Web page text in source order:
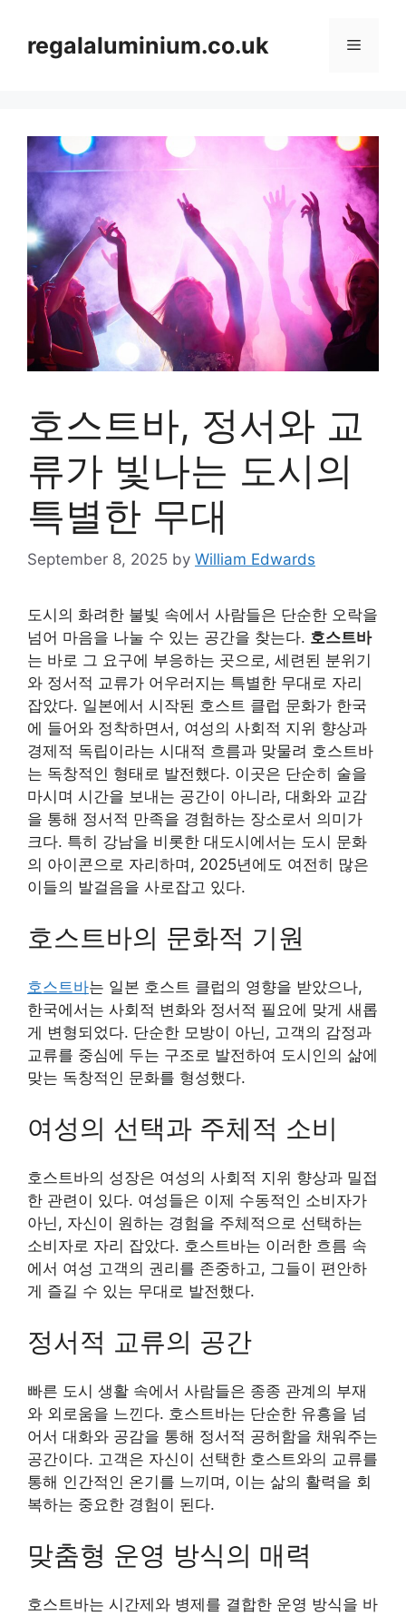
contentregalaluminium.co.uk Menu
호스트바, 정서와 교
류가 빛나는 도시의
특별한 무대
September 8, 2025 by William Edwards
도시의 화려한 불빛 속에서 사람들은 단순한 오락을
넘어 마음을 나눌 수 있는 공간을 찾는다. 호스트바
는 바로 그 요구에 부응하는 곳으로, 세련된 분위기
와 정서적 교류가 어우러지는 특별한 무대로 자리
잡았다. 일본에서 시작된 호스트 클럽 문화가 한국
에 들어와 정착하면서, 여성의 사회적 지위 향상과
경제적 독립이라는 시대적 흐름과 맞물려 호스트바
는 독창적인 형태로 발전했다. 이곳은 단순히 술을
마시며 시간을 보내는 공간이 아니라, 대화와 교감
을 통해 정서적 만족을 경험하는 장소로서 의미가
크다. 특히 강남을 비롯한 대도시에서는 도시 문화
의 아이콘으로 자리하며, 2025년에도 여전히 많은
이들의 발걸음을 사로잡고 있다.
호스트바의 문화적 기원
호스트바는 일본 호스트 클럽의 영향을 받았으나,
한국에서는 사회적 변화와 정서적 필요에 맞게 새롭
게 변형되었다. 단순한 모방이 아닌, 고객의 감정과
교류를 중심에 두는 구조로 발전하여 도시인의 삶에
맞는 독창적인 문화를 형성했다.
여성의 선택과 주체적 소비
호스트바의 성장은 여성의 사회적 지위 향상과 밀접
한 관련이 있다. 여성들은 이제 수동적인 소비자가
아닌, 자신이 원하는 경험을 주체적으로 선택하는
소비자로 자리 잡았다. 호스트바는 이러한 흐름 속
에서 여성 고객의 권리를 존중하고, 그들이 편안하
게 즐길 수 있는 무대로 발전했다.
정서적 교류의 공간
빠른 도시 생활 속에서 사람들은 종종 관계의 부재
와 외로움을 느낀다. 호스트바는 단순한 유흥을 넘
어서 대화와 공감을 통해 정서적 공허함을 채워주는
공간이다. 고객은 자신이 선택한 호스트와의 교류를
통해 인간적인 온기를 느끼며, 이는 삶의 활력을 회
복하는 중요한 경험이 된다.
맞춤형 운영 방식의 매력
호스트바는 시간제와 병제를 결합한 운영 방식을 바